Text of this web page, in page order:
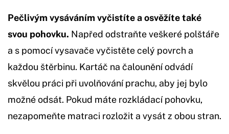
Pečlivým vysáváním vyčistíte a osvěžíte také
svou pohovku. Napřed odstraňte veškeré polštáře
a s pomocí vysavače vyčistěte celý povrch a
každou štěrbinu. Kartáč na čalounění odvádí
skvělou práci při uvolňování prachu, aby jej bylo
možné odsát. Pokud máte rozkládací pohovku,
nezapomeňte matraci rozložit a vysát z obou stran.